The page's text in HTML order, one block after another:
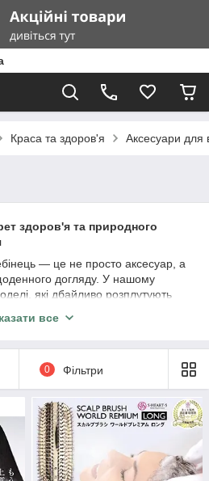
Краса та здоров'я Аксесуари для
здоров'я та природного
— це не просто аксесуар, а
догляду. У нашому
які дбайливо розплутують
гребенів до сучасних
кровообіг та сприяють
знімають статичну електрику та
нанесення масок.
(detangler):
або дуже густим волоссям без
все
0 Фільтри